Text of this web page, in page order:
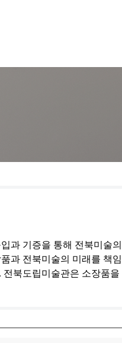
과 기증을 통해 전북미술
과 전북미술의 미래를 책임
북도립미술관은 소장품을